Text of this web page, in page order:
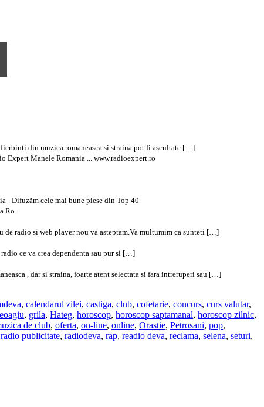
din muzica romaneasca si straina pot fi ascultate […]
Expert Manele Romania ... www.radioexpert.ro
- Difuzăm cele mai bune piese din Top 40
de radio si web player nou va asteptam.Va multumim ca sunteti […]
ce va crea dependenta sau pur si […]
, dar si straina, foarte atent selectata si fara intreruperi sau […]
, calendarul zilei, castiga, club, cofetarie, concurs, curs valutar,
, grila, Hateg, horoscop, horoscop saptamanal, horoscop zilnic,
de club, oferta, on-line, online, Orastie, Petrosani, pop,
radio publicitate, radiodeva, rap, readio deva, reclama, selena, seturi,